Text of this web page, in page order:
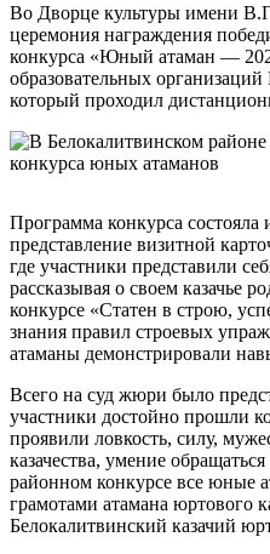
Во Дворце культуры имени
церемония награждения
конкурса «Юный атаман —
образовательных
который проходил
Программа конкурса
представление визитной
где участники представили
рассказывая о своем казачье
конкурсе «Статен в строю,
знания правил строевых
атаманы демонстрировали
Всего на суд жюри было
участники достойно прошли
проявили ловкость, силу,
казачества, умение
районном конкурсе все юные
грамотами атамана юртового
Белокалитвинский казачий